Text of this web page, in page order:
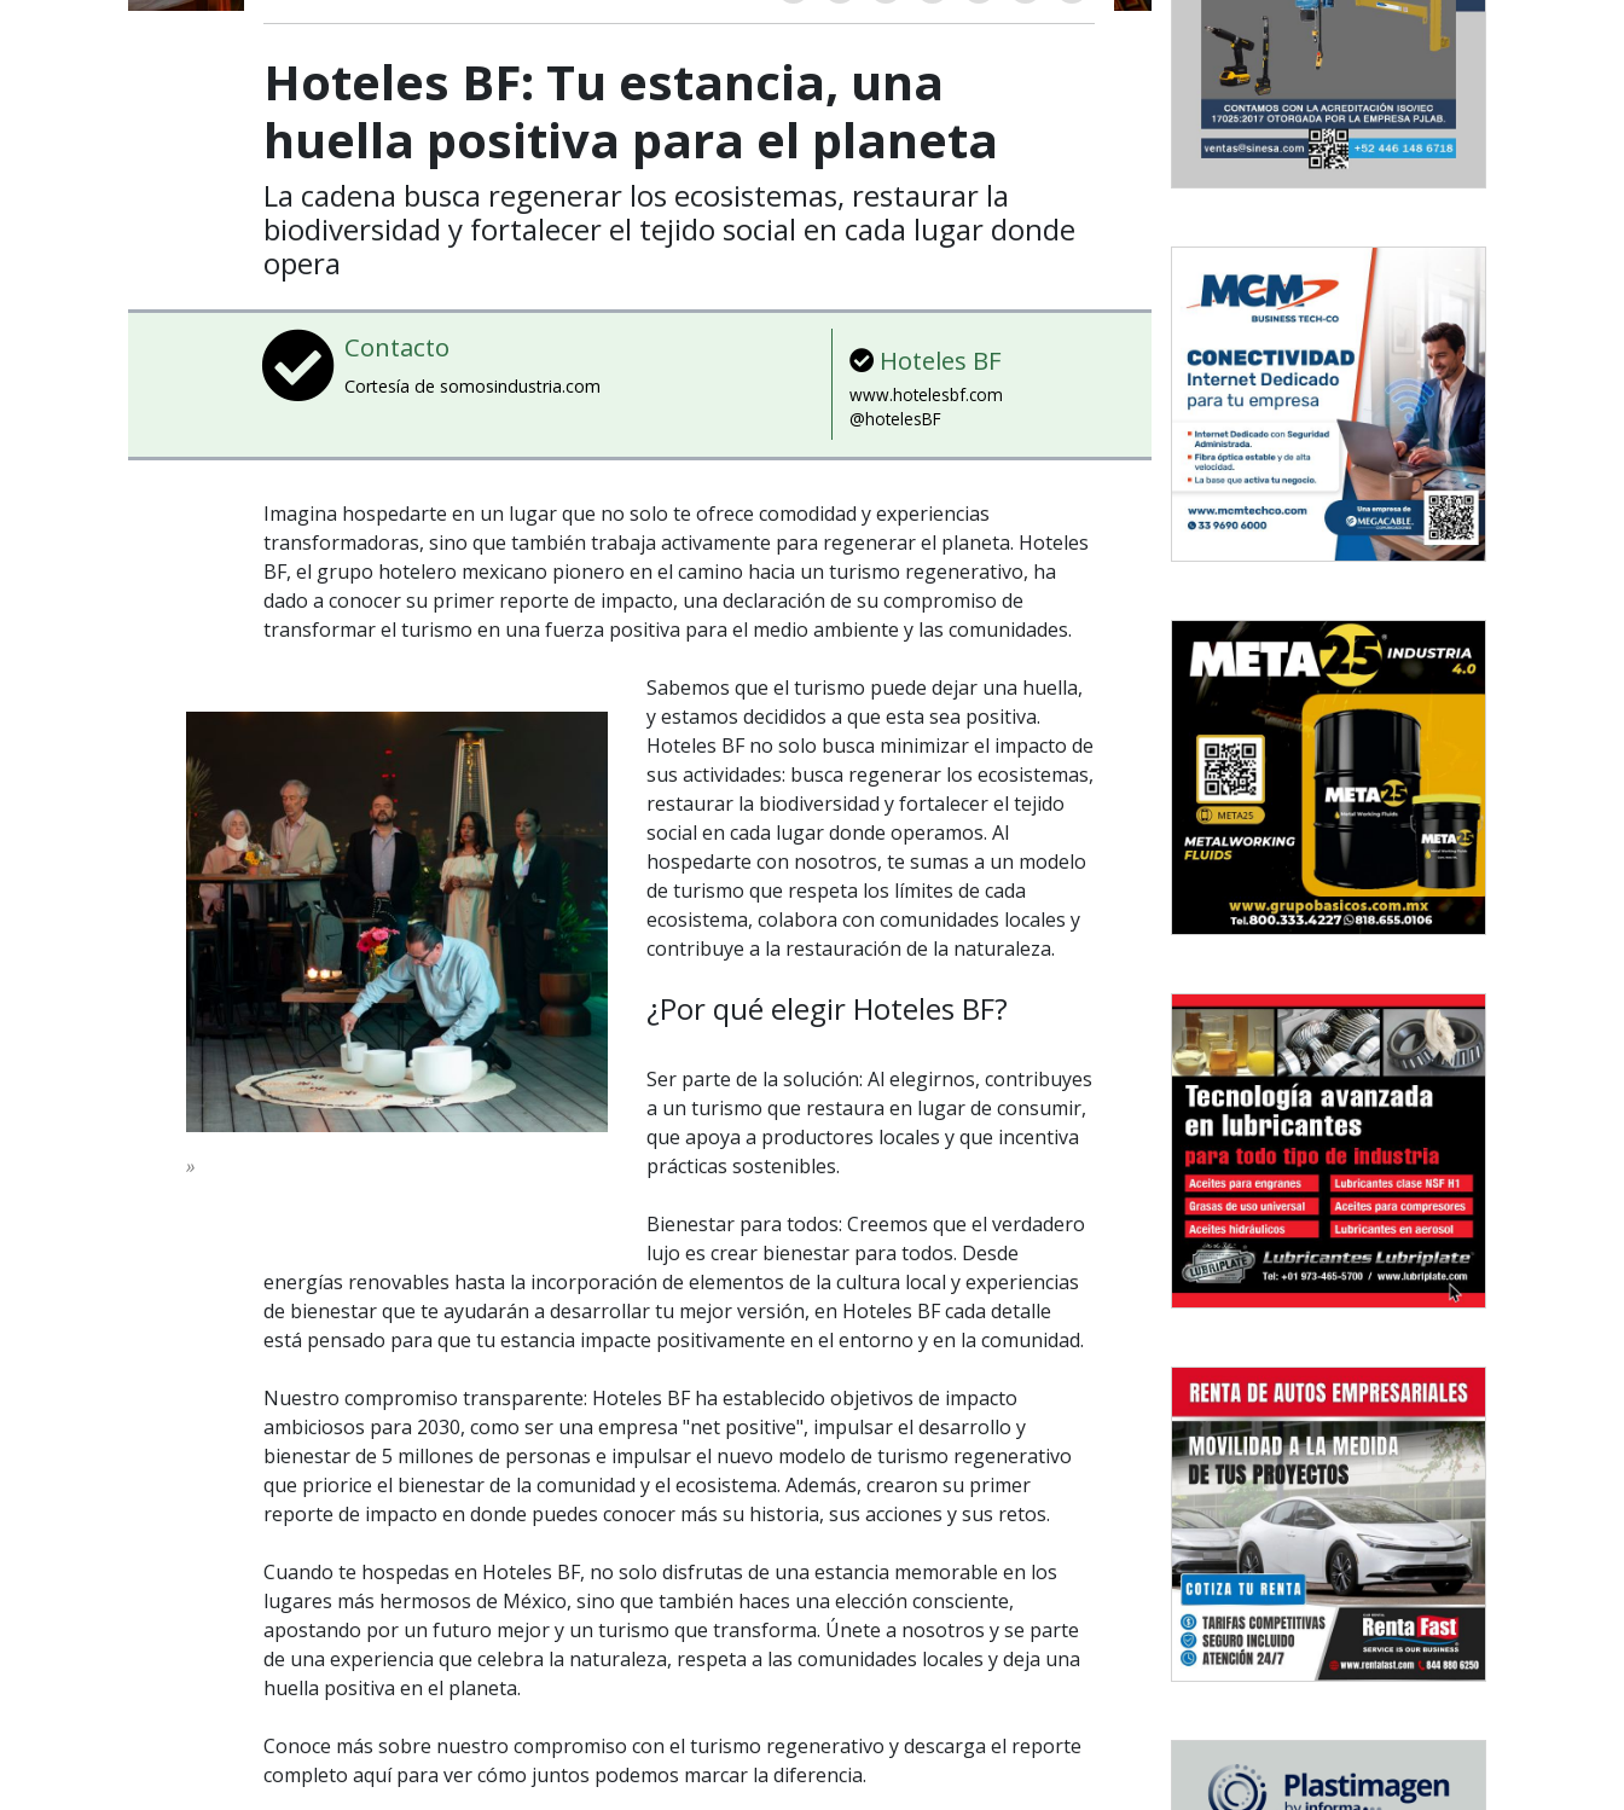
Hoteles BF: Tu estancia, una
huella positiva para el planeta
La cadena busca regenerar los ecosistemas, restaurar la
biodiversidad y fortalecer el tejido social en cada lugar donde
opera
Contacto
Cortesía de somosindustria.com
Hoteles BF
www.hotelesbf.com
@hotelesBF
Imagina hospedarte en un lugar que no solo te ofrece comodidad y experiencias
transformadoras, sino que también trabaja activamente para regenerar el planeta. Hoteles
BF, el grupo hotelero mexicano pionero en el camino hacia un turismo regenerativo, ha
dado a conocer su primer reporte de impacto, una declaración de su compromiso de
transformar el turismo en una fuerza positiva para el medio ambiente y las comunidades.
»
Sabemos que el turismo puede dejar una huella,
y estamos decididos a que esta sea positiva.
Hoteles BF no solo busca minimizar el impacto de
sus actividades: busca regenerar los ecosistemas,
restaurar la biodiversidad y fortalecer el tejido
social en cada lugar donde operamos. Al
hospedarte con nosotros, te sumas a un modelo
de turismo que respeta los límites de cada
ecosistema, colabora con comunidades locales y
contribuye a la restauración de la naturaleza.
¿Por qué elegir Hoteles BF?
Ser parte de la solución: Al elegirnos, contribuyes
a un turismo que restaura en lugar de consumir,
que apoya a productores locales y que incentiva
prácticas sostenibles.
Bienestar para todos: Creemos que el verdadero
lujo es crear bienestar para todos. Desde
energías renovables hasta la incorporación de elementos de la cultura local y experiencias
de bienestar que te ayudarán a desarrollar tu mejor versión, en Hoteles BF cada detalle
está pensado para que tu estancia impacte positivamente en el entorno y en la comunidad.
Nuestro compromiso transparente: Hoteles BF ha establecido objetivos de impacto
ambiciosos para 2030, como ser una empresa "net positive", impulsar el desarrollo y
bienestar de 5 millones de personas e impulsar el nuevo modelo de turismo regenerativo
que priorice el bienestar de la comunidad y el ecosistema. Además, crearon su primer
reporte de impacto en donde puedes conocer más su historia, sus acciones y sus retos.
Cuando te hospedas en Hoteles BF, no solo disfrutas de una estancia memorable en los
lugares más hermosos de México, sino que también haces una elección consciente,
apostando por un futuro mejor y un turismo que transforma. Únete a nosotros y se parte
de una experiencia que celebra la naturaleza, respeta a las comunidades locales y deja una
huella positiva en el planeta.
Conoce más sobre nuestro compromiso con el turismo regenerativo y descarga el reporte
completo aquí para ver cómo juntos podemos marcar la diferencia.